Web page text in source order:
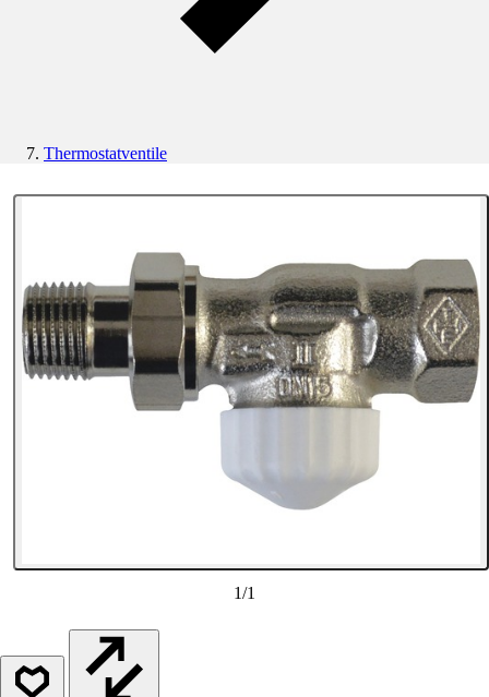
Thermostatventile
1/1